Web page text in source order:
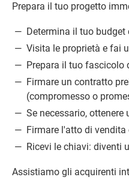
Prepara il tuo progetto
Determina il tuo
Visita le proprietà e fai
Prepara il tuo fascicolo
Firmare un contratto
(compromesso o
Se necessario, ottenere
Firmare l'atto di
Ricevi le chiavi: diventi
Assistiamo gli acquirenti